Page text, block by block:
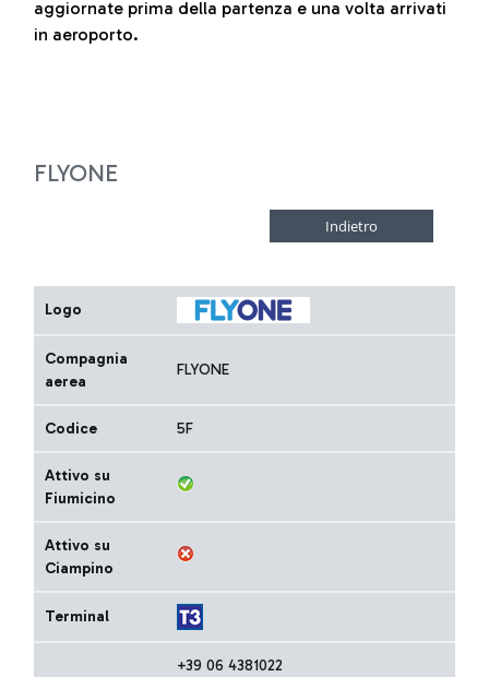
aggiornate prima della partenza e una volta arrivati
in aeroporto.
FLYONE
Logo
Compagnia
aerea
FLYONE
Codice 5F
Attivo su
Fiumicino
Attivo su
Ciampino
Terminal
+39 06 4381022